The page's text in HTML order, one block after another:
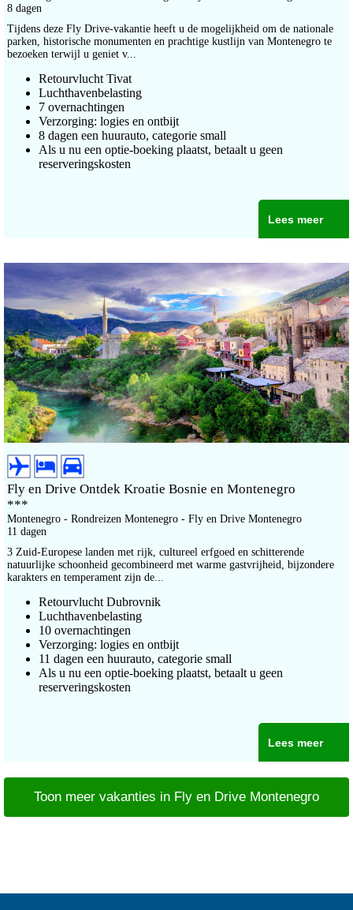
8 dagen
Tijdens deze Fly Drive-vakantie heeft u de mogelijkheid om de nationale
parken, historische monumenten en prachtige kustlijn van Montenegro te
bezoeken terwijl u geniet v...
Retourvlucht Tivat
Luchthavenbelasting
7 overnachtingen
Verzorging: logies en ontbijt
8 dagen een huurauto, categorie small
Als u nu een optie-boeking plaatst, betaalt u geen
reserveringskosten
Lees meer
Fly en Drive Ontdek Kroatie Bosnie en Montenegro
***
Montenegro - Rondreizen Montenegro - Fly en Drive Montenegro
11 dagen
3 Zuid-Europese landen met rijk, cultureel erfgoed en schitterende
natuurlijke schoonheid gecombineerd met warme gastvrijheid, bijzondere
karakters en temperament zijn de...
Retourvlucht Dubrovnik
Luchthavenbelasting
10 overnachtingen
Verzorging: logies en ontbijt
11 dagen een huurauto, categorie small
Als u nu een optie-boeking plaatst, betaalt u geen
reserveringskosten
Lees meer
Toon meer vakanties in Fly en Drive Montenegro